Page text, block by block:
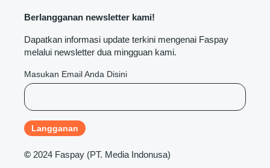
Berlangganan newsletter kami!
Dapatkan informasi update terkini mengenai Faspay
melalui newsletter dua mingguan kami.
Masukan Email Anda Disini
© 2024 Faspay (PT. Media Indonusa)